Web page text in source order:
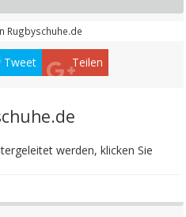
Rugbyschuhe.de
Tweet Teilen
werden, klicken Sie